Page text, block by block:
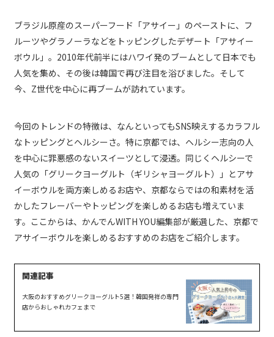
ブラジル原産のスーパーフード「アサイー」のペーストに、フ
ルーツやグラノーラなどをトッピングしたデザート「アサイー
ボウル」。2010年代前半にはハワイ発のブームとして日本でも
人気を集め、その後は韓国で再び注目を浴びました。そして
今、Z世代を中心に再ブームが訪れています。
今回のトレンドの特徴は、なんといってもSNS映えするカラフル
なトッピングとヘルシーさ。特に京都では、ヘルシー志向の人
を中心に罪悪感のないスイーツとして浸透。同じくヘルシーで
人気の「グリークヨーグルト（ギリシャヨーグルト）」とアサ
イーボウルを両方楽しめるお店や、京都ならではの和素材を活
かしたフレーバーやトッピングを楽しめるお店も増えていま
す。ここからは、かんでんWITH YOU編集部が厳選した、京都で
アサイーボウルを楽しめるおすすめのお店をご紹介します。
大阪のおすすめグリークヨーグルト5選！韓国発祥の専門
店からおしゃれカフェまで